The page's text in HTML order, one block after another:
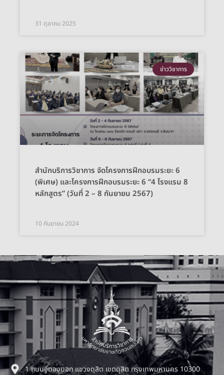
31 ตุลาคม 2025
ข่าววิชาการ
สำนักบริการวิชาการ จัดโครงการฝึกอบรมระยะ 6
(พิเศษ) และโครงการฝึกอบรมระยะ 6 “4 โรงแรม 8
หลักสูตร” (วันที่ 2 – 8 กันยายน 2567)
10 กันยายน 2024
1 ถนนอู่ทองนอก แขวงดุสิต เขตดุสิต กรุงเทพมหานคร 10300